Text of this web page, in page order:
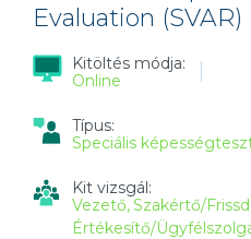
Evaluation (SVAR)
Kitöltés módja:
Online
Típus:
Speciális
Kit vizsgál:
Vezető Szakértő/
Értékesítő/